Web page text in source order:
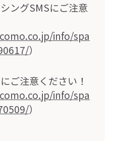
ングSMSにご注意
info/spa
）
ご注意ください！
info/spa
）